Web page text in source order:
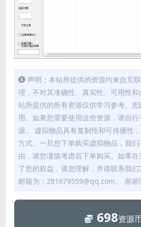
声明；本站所提供的资源均来自互
理，不对其准确性、真实性、可用性
站所提供的所有资源仅供学习参考、
用。如果您需要使用这些资源，请自
源。 虚拟物品具有复制性和可传播性
方式。一旦您下单购买虚拟物品，我
由，请您谨慎考虑后下单购买。如果
了您的权益，请您理解，并请联系我
邮箱为：281679559@qq.com。 谢谢
698资源